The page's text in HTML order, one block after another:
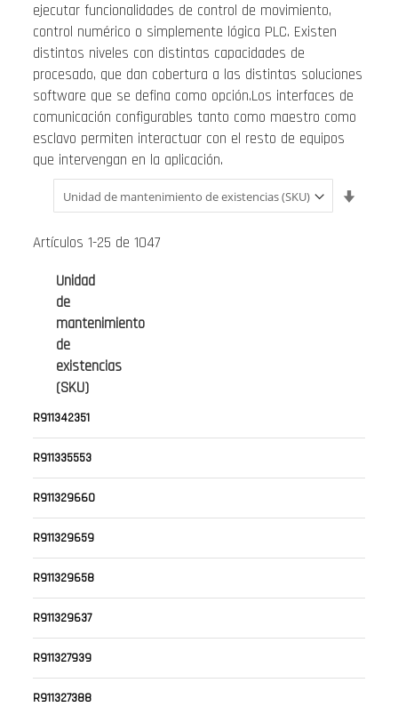
ejecutar funcionalidades de control de movimiento,
control numérico o simplemente lógica PLC. Existen
distintos niveles con distintas capacidades de
procesado, que dan cobertura a las distintas soluciones
software que se defina como opción.Los interfaces de
comunicación configurables tanto como maestro como
esclavo permiten interactuar con el resto de equipos
que intervengan en la aplicación.
Artículos1-25 de1047
Unidad
de
mantenimiento
de
existencias
(SKU)
R911342351
R911335553
R911329660
R911329659
R911329658
R911329637
R911327939
R911327388